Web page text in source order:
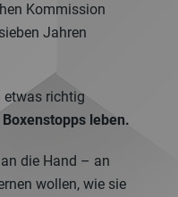
Kommission
Jahren
etwas richtig
leben.
die Hand – an
wollen, wie sie